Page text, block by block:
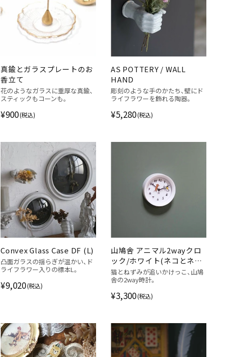
真鍮とガラスプレートのお
香立て
花のようなガラスに重厚な真鍮、
スティックもコーンも。
¥900(税込)
AS POTTERY / WALL
HAND
彫刻のような手のかたち、壁にド
ライフラワーを飾れる陶器。
¥5,280(税込)
Convex Glass Case DF (L)
凸面ガラスの揺らぎが温かい、ド
ライフラワー入りの標本L。
¥9,020(税込)
山鳩舎 アニマル2wayクロ
ック/ホワイト(ネコとネズ
ミ) 壁掛け時計
猫とねずみが追いかけっこ、山鳩
舎の2way時計。
¥3,300(税込)